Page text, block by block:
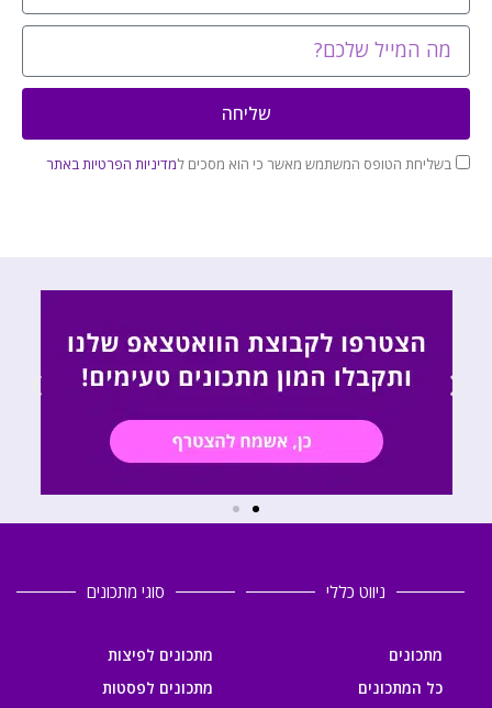
בשליחת הטופס המשתמש מאשר כי הוא מסכים למדיניות הפרטיות באתר
שליחה
ניווט כללי
מתכונים
כל המתכונים
סוגי מתכונים
מתכונים לפיצות
מתכונים לפסטות